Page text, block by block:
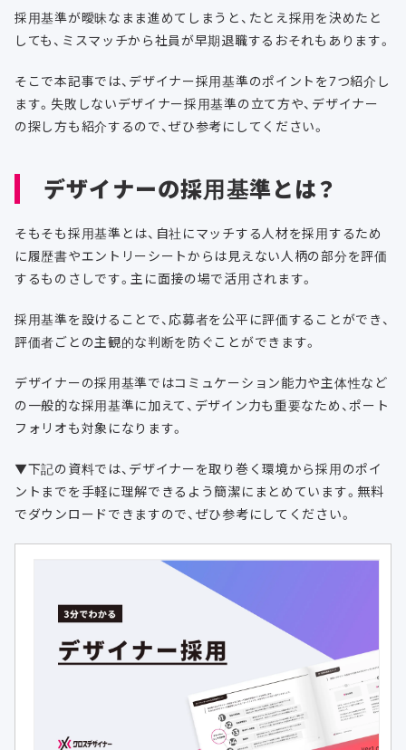
採用基準が曖昧なまま進めてしまうと、たとえ採用を決めたと
しても、ミスマッチから社員が早期退職するおそれもあります。
そこで本記事では、デザイナー採用基準のポイントを7つ紹介し
ます。失敗しないデザイナー採用基準の立て方や、デザイナー
の探し方も紹介するので、ぜひ参考にしてください。
デザイナーの採用基準とは？
そもそも採用基準とは、自社にマッチする人材を採用するため
に履歴書やエントリーシートからは見えない人柄の部分を評価
するものさしです。主に面接の場で活用されます。
採用基準を設けることで、応募者を公平に評価することができ、
評価者ごとの主観的な判断を防ぐことができます。
デザイナーの採用基準ではコミュケーション能力や主体性など
の一般的な採用基準に加えて、デザイン力も重要なため、ポート
フォリオも対象になります。
▼下記の資料では、デザイナーを取り巻く環境から採用のポイ
ントまでを手軽に理解できるよう簡潔にまとめています。無料
でダウンロードできますので、ぜひ参考にしてください。